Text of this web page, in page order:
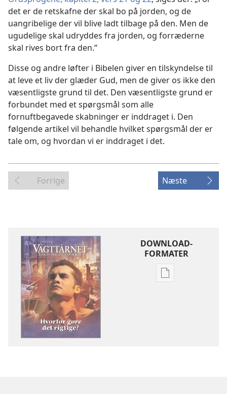
det er de retskafne der skal bo på jorden, og de
uangribelige der vil blive ladt tilbage på den. Men de
ugudelige skal udryddes fra jorden, og forræderne
skal rives bort fra den.“
Disse og andre løfter i Bibelen giver en tilskyndelse til
at leve et liv der glæder Gud, men de giver os ikke den
væsentligste grund til det. Den væsentligste grund er
forbundet med et spørgsmål som alle
fornuftbegavede skabninger er inddraget i. Den
følgende artikel vil behandle hvilket spørgsmål der er
tale om, og hvordan vi er inddraget i det.
Forrige Næste
DOWNLOAD-
FORMATER
Indstillinger